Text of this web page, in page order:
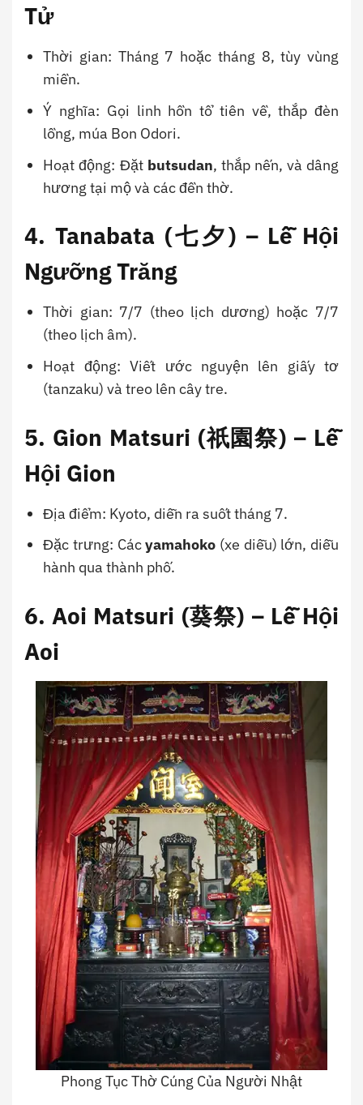
Tử
Thời gian: Tháng 7 hoặc tháng 8, tùy vùng
miền.
Ý nghĩa: Gọi linh hồn tổ tiên về, thắp đèn
lồng, múa Bon Odori.
Hoạt động: Đặt butsudan, thắp nến, và dâng
hương tại mộ và các đền thờ.
4. Tanabata (七夕) – Lễ Hội
Ngưỡng Trăng
Thời gian: 7/7 (theo lịch dương) hoặc 7/7
(theo lịch âm).
Hoạt động: Viết ước nguyện lên giấy tơ
(tanzaku) và treo lên cây tre.
5. Gion Matsuri (祇園祭) – Lễ
Hội Gion
Địa điểm: Kyoto, diễn ra suốt tháng 7.
Đặc trưng: Cácyamahoko (xe diễu) lớn, diễu
hành qua thành phố.
6. Aoi Matsuri (葵祭) – Lễ Hội
Aoi
Phong Tục Thờ Cúng Của Người Nhật